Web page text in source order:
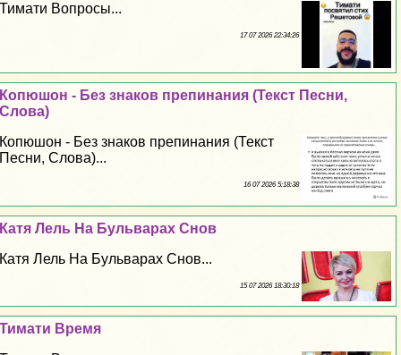
Тимати Вопросы...
17 07 2026 22:34:26
Копюшон - Без знаков препинания (Текст Песни,
Слова)
Копюшон - Без знаков препинания (Текст
Песни, Слова)...
16 07 2026 5:18:38
Катя Лель На Бульварах Снов
Катя Лель На Бульварах Снов...
15 07 2026 18:30:18
Тимати Время